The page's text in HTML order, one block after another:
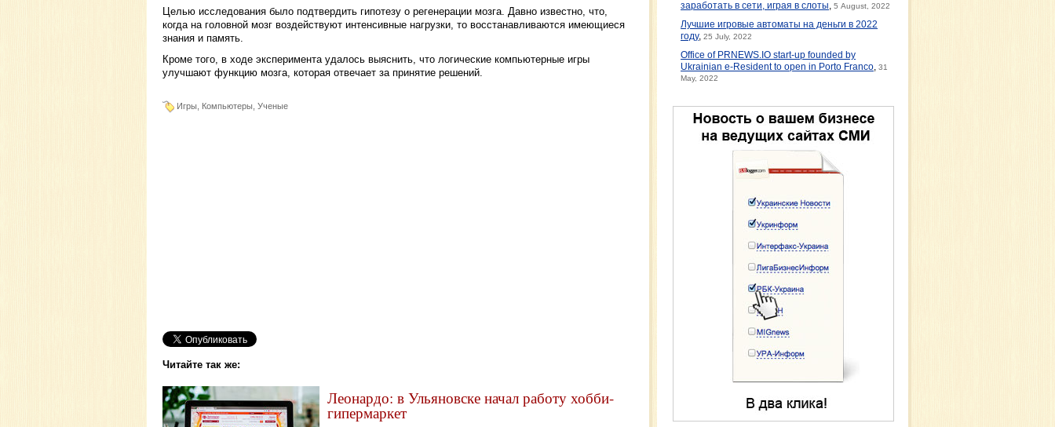
Целью исследования было подтвердить гипотезу о регенерации мозга. Давно известно, что,
когда на головной мозг воздействуют интенсивные нагрузки, то восстанавливаются имеющиеся
знания и память.
Кроме того, в ходе эксперимента удалось выяснить, что логические компьютерные игры
улучшают функцию мозга, которая отвечает за принятие решений.
Игры, Компьютеры, Ученые
Читайте так же:
Леонардо: в Ульяновске начал работу хобби-
гипермаркет
заработать в сети, играя в слоты
5 August, 2022
Лучшие игровые автоматы на деньги в 2022
году, 25 July, 2022
Office of PRNEWS.IO start-up founded by
Ukrainian e-Resident to open in Porto Franco 31
May, 2022